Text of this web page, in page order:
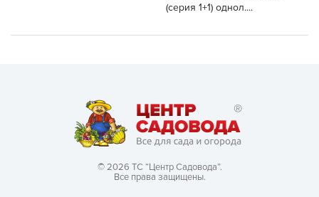
(серия 1+1) однол....
© 2026 ТС “Центр Садовода”.
Все права защищены.